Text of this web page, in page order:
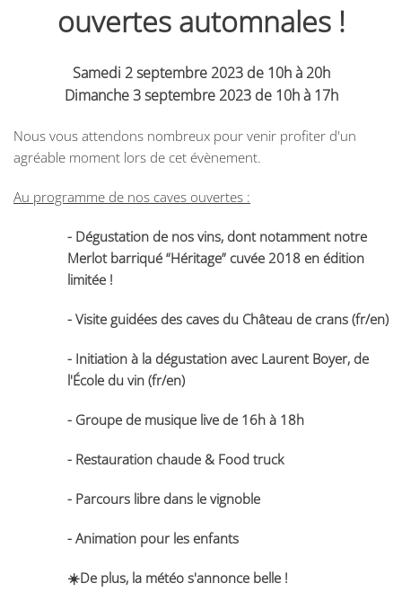
ouvertes automnales !
Samedi 2 septembre 2023 de 10h à 20h
Dimanche 3 septembre 2023 de 10h à 17h
Nous vous attendons nombreux pour venir profiter d'un
agréable moment lors de cet évènement.
Au programme de nos caves ouvertes :
- Dégustation de nos vins, dont notamment notre
Merlot barriqué “Héritage” cuvée 2018 en édition
limitée !
- Visite guidées des caves du Château de crans (fr/en)
- Initiation à la dégustation avec Laurent Boyer, de
l'École du vin (fr/en)
- Groupe de musique live de 16h à 18h
- Restauration chaude & Food truck
- Parcours libre dans le vignoble
- Animation pour les enfants
☀️De plus, la météo s'annonce belle !